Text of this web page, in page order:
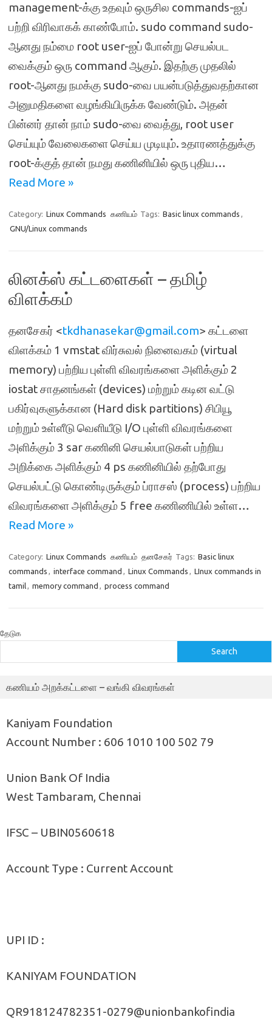
management-க்கு உதவும் ஒருசில commands-ஐப்
பற்றி விரிவாகக் காண்போம். sudo command sudo-
ஆனது நம்மை root user-ஐப் போன்று செயல்பட
வைக்கும் ஒரு command ஆகும். இதற்கு முதலில்
root-ஆனது நமக்கு sudo-வை பயன்படுத்துவதற்கான
அனுமதிகளை வழங்கியிருக்க வேண்டும். அதன்
பின்னர் தான் நாம் sudo-வை வைத்து, root user
செய்யும் வேலைகளை செய்ய முடியும். உதாரணத்துக்கு
root-க்குத் தான் நமது கணினியில் ஒரு புதிய…
Read More »
Category: Linux Commands கணியம் Tags: Basic linux commands ,
GNU/Linux commands
லினக்ஸ் கட்டளைகள் – தமிழ்
விளக்கம்
தனசேகர் <tkdhanasekar@gmail.com> கட்டளை
விளக்கம் 1 vmstat விர்சுவல் நினைவகம் (virtual
memory) பற்றிய புள்ளி விவரங்களை அளிக்கும் 2
iostat சாதனங்கள் (devices) மற்றும் கடின வட்டு
பகிர்வுகளுக்கான (Hard disk partitions) சிபியூ
மற்றும் உள்ளீடு வெளியீடு I/O புள்ளி விவரங்களை
அளிக்கும் 3 sar கணினி செயல்பாடுகள் பற்றிய
அறிக்கை அளிக்கும் 4 ps கணினியில் தற்போது
செயல்பட்டு கொண்டிருக்கும் ப்ராசஸ் (process) பற்றிய
விவரங்களை அளிக்கும் 5 free கணிணியில் உள்ள…
Read More »
Category: Linux Commands கணியம் தனசேகர் Tags: Basic linux
commands , interface command , Linux Commands , LInux commands in
tamil, memory command , process command
தேடுக
Search
கணியம் அறக்கட்டளை – வங்கி விவரங்கள்
Kaniyam Foundation
Account Number : 606 1010 100 502 79
Union Bank Of India
West Tambaram, Chennai
IFSC – UBIN0560618
Account Type : Current Account
UPI ID :
KANIYAM FOUNDATION
QR918124782351-0279@unionbankofindia